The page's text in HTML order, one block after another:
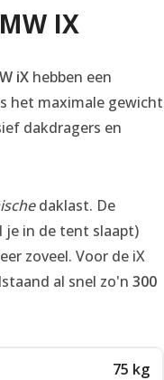
IX
iX hebben een
het maximale gewicht
dakdragers en
daklast. De
in de tent slaapt)
zoveel. Voor de iX
al snel zo'n 300
75 kg